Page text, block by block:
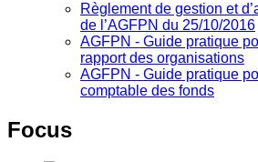
Règlement de gestion et
de l’AGFPN du 25/10/2016
AGFPN ‐ Guide pratique
rapport des organisations
AGFPN ‐ Guide pratique
comptable des fonds
Focus